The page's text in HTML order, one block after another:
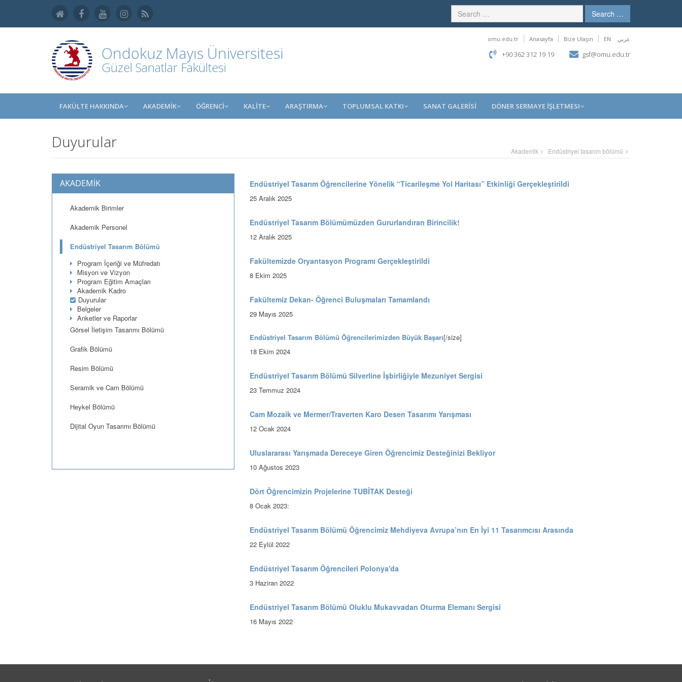
Search …
Ondokuz Mayıs Üniversitesi
Güzel Sanatlar Fakültesi
omu.edu.tr Anasayfa Bize Ulaşın EN عربي
+90 362 312 19 19 gsf@omu.edu.tr
FAKÜLTE HAKKINDA AKADEMİK ÖĞRENCİ KALİTE ARAŞTIRMA TOPLUMSAL KATKI SANAT GALERİSİ DÖNER SERMAYE İŞLETMESI
Duyurular Akademi̇k Endüstriyel tasarım bölümü
AKADEMİK
Akademik Birimler
Akademik Personel
Endüstriyel Tasarım Bölümü
Program İçeriği ve Müfredatı
Misyon ve Vizyon
Program Eğitim Amaçları
Akademik Kadro
Duyurular
Belgeler
Anketler ve Raporlar
Görsel İletişim Tasarımı Bölümü
Grafik Bölümü
Resim Bölümü
Seramik ve Cam Bölümü
Heykel Bölümü
Dijital Oyun Tasarımı Bölümü
Endüstriyel Tasarım Öğrencilerine Yönelik “Ticarileşme Yol Haritası” Etkinliği Gerçekleştirildi
25 Aralık 2025
Endüstriyel Tasarım Bölümümüzden Gururlandıran Birincilik!
12 Aralık 2025
Fakültemizde Oryantasyon Programı Gerçekleştirildi
8 Ekim 2025
Fakültemiz Dekan- Öğrenci Buluşmaları Tamamlandı
29 Mayıs 2025
Endüstriyel Tasarım Bölümü Öğrencilerimizden Büyük Başarı[/size]
18 Ekim 2024
Endüstriyel Tasarım Bölümü Silverline İşbirliğiyle Mezuniyet Sergisi
23 Temmuz 2024
Cam Mozaik ve Mermer/Traverten Karo Desen Tasarımı Yarışması
12 Ocak 2024
Uluslararası Yarışmada Dereceye Giren Öğrencimiz Desteğinizi Bekliyor
10 Ağustos 2023
Dört Öğrencimizin Projelerine TUBİTAK Desteği
8 Ocak 2023:
Endüstriyel Tasarım Bölümü Öğrencimiz Mehdiyeva Avrupa’nın En İyi 11 Tasarımcısı Arasında
22 Eylül 2022
Endüstriyel Tasarım Öğrencileri Polonya'da
3 Haziran 2022
Endüstriyel Tasarım Bölümü Oluklu Mukavvadan Oturma Elemanı Sergisi
16 Mayıs 2022